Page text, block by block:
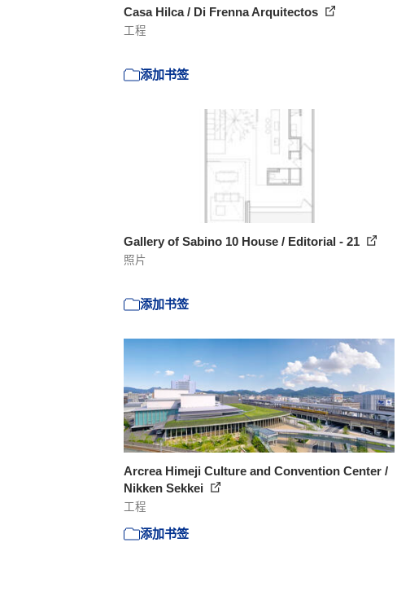
Casa Hilca / Di Frenna Arquitectos
工程
添加书签
Gallery of Sabino 10 House / Editorial - 21
照片
添加书签
Arcrea Himeji Culture and Convention Center /
Nikken Sekkei
工程
添加书签